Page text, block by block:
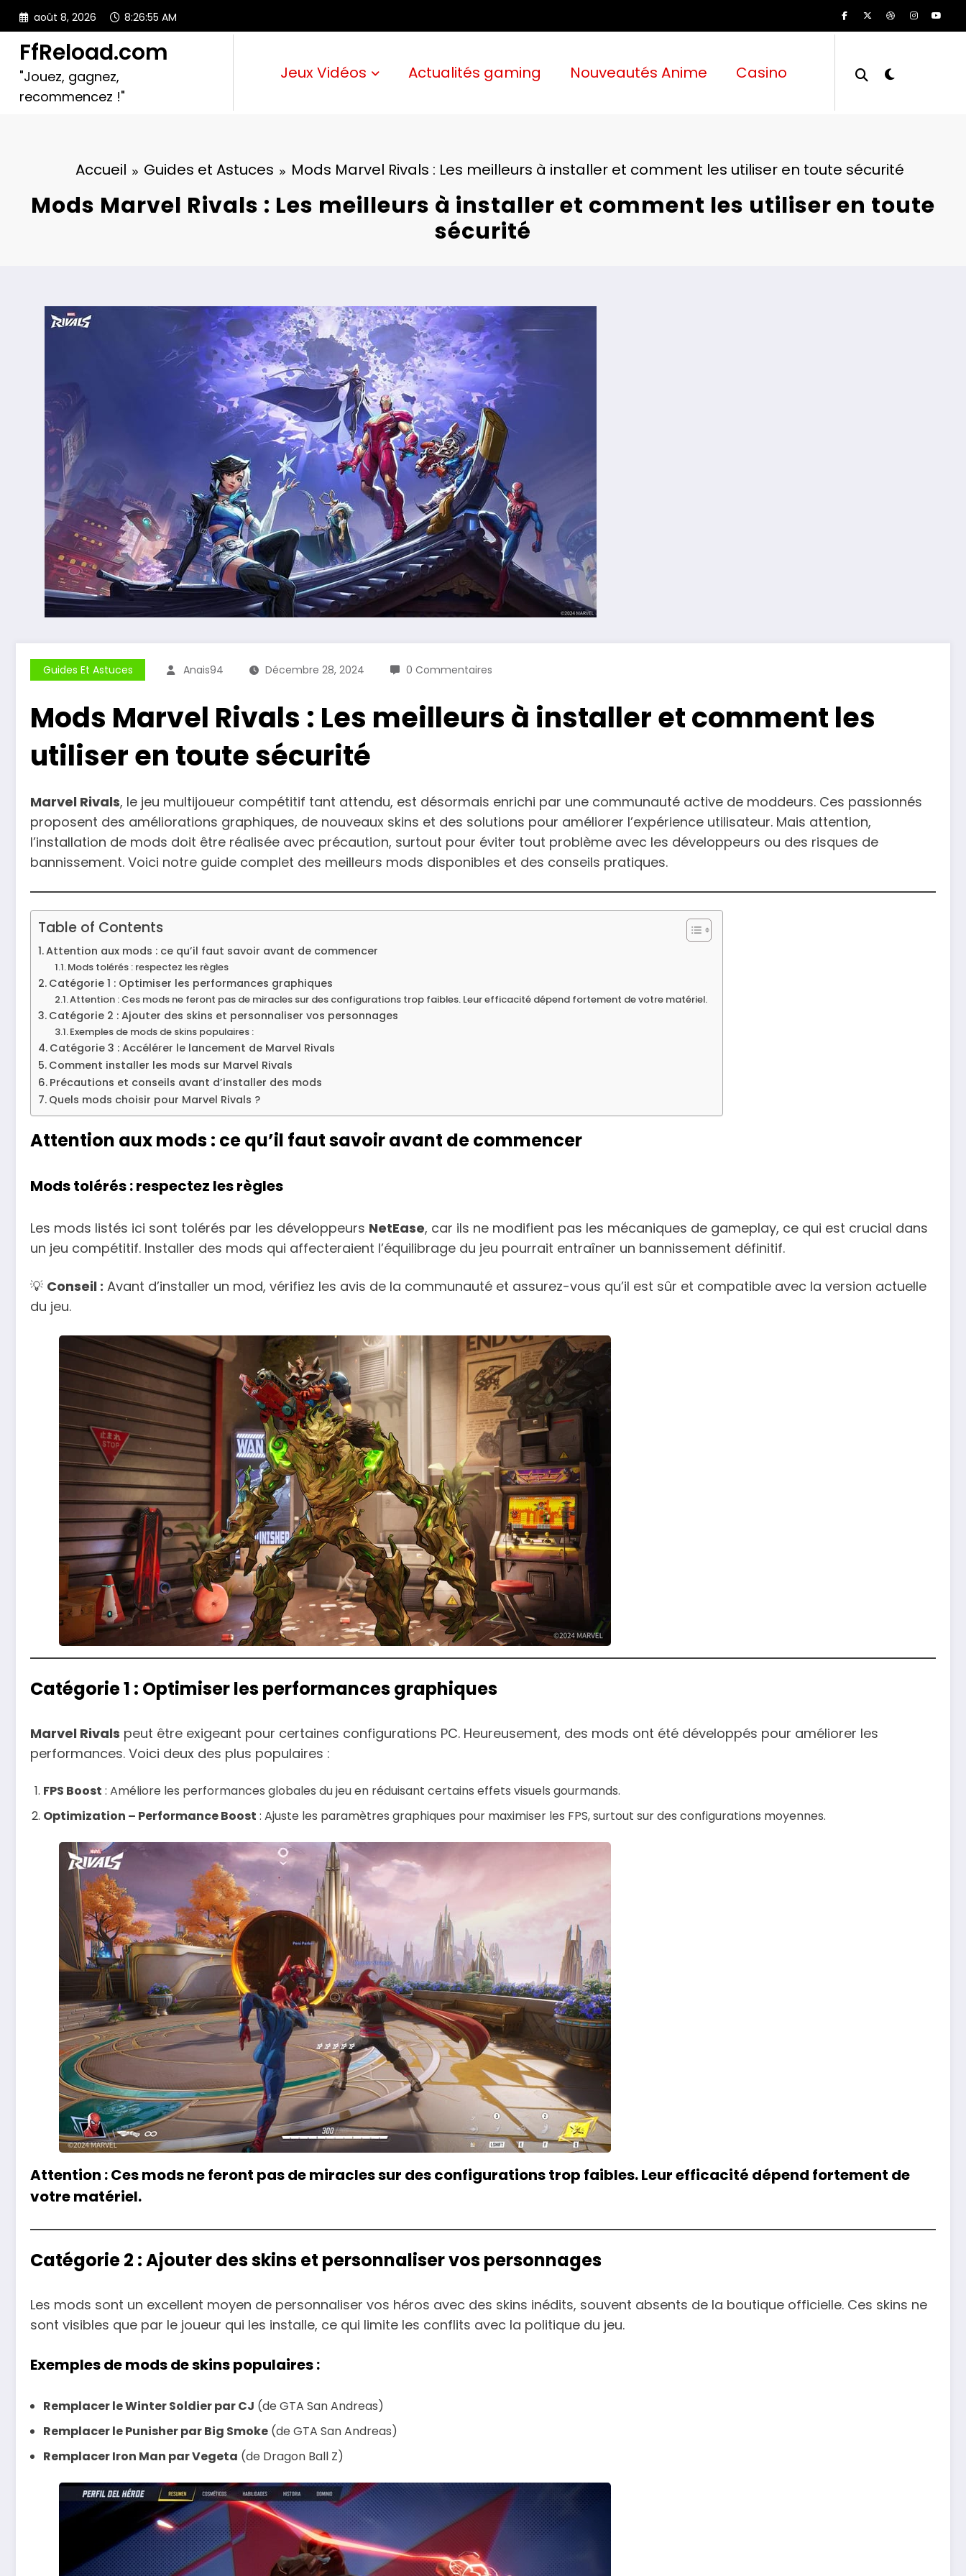
Aller
contenu
août 8, 2026 8:26:56 AM
FfReload.com
"Jouez, gagnez,
recommencez !"
Jeux Vidéos Actualités gaming Nouveautés Anime Casino
Accueil Guides et Astuces Mods Marvel Rivals : Les meilleurs à installer et comment les utiliser en toute sécurité
Mods Marvel Rivals : Les meilleurs à installer et comment les utiliser en toute
sécurité
Guides Et Astuces Anais94 Décembre 28, 2024 0 Commentaires
Mods Marvel Rivals : Les meilleurs à installer et comment les
utiliser en toute sécurité
Marvel Rivals, le jeu multijoueur compétitif tant attendu, est désormais enrichi par une communauté active de moddeurs. Ces passionnés
proposent des améliorations graphiques, de nouveaux skins et des solutions pour améliorer l’expérience utilisateur. Mais attention,
l’installation de mods doit être réalisée avec précaution, surtout pour éviter tout problème avec les développeurs ou des risques de
bannissement. Voici notre guide complet des meilleurs mods disponibles et des conseils pratiques.
Table of Contents
Attention aux mods : ce qu’il faut savoir avant de commencer
Mods tolérés : respectez les règles
Catégorie 1 : Optimiser les performances graphiques
Attention : Ces mods ne feront pas de miracles sur des configurations trop faibles. Leur efficacité dépend fortement de votre matériel.
Catégorie 2 : Ajouter des skins et personnaliser vos personnages
Exemples de mods de skins populaires :
Catégorie 3 : Accélérer le lancement de Marvel Rivals
Comment installer les mods sur Marvel Rivals
Précautions et conseils avant d’installer des mods
Quels mods choisir pour Marvel Rivals ?
Attention aux mods : ce qu’il faut savoir avant de commencer
Mods tolérés : respectez les règles
Les mods listés ici sont tolérés par les développeurs NetEase, car ils ne modifient pas les mécaniques de gameplay, ce qui est crucial dans
un jeu compétitif. Installer des mods qui affecteraient l’équilibrage du jeu pourrait entraîner un bannissement définitif.
💡 Conseil : Avant d’installer un mod, vérifiez les avis de la communauté et assurez-vous qu’il est sûr et compatible avec la version actuelle
du jeu.
Catégorie 1 : Optimiser les performances graphiques
Marvel Rivals peut être exigeant pour certaines configurations PC. Heureusement, des mods ont été développés pour améliorer les
performances. Voici deux des plus populaires :
FPS Boost : Améliore les performances globales du jeu en réduisant certains effets visuels gourmands.
Optimization – Performance Boost : Ajuste les paramètres graphiques pour maximiser les FPS, surtout sur des configurations moyennes.
Attention :Ces mods ne feront pas de miracles sur des configurations trop faibles. Leur efficacité dépend fortement de
votre matériel.
Catégorie 2 : Ajouter des skins et personnaliser vos personnages
Les mods sont un excellent moyen de personnaliser vos héros avec des skins inédits, souvent absents de la boutique officielle. Ces skins ne
sont visibles que par le joueur qui les installe, ce qui limite les conflits avec la politique du jeu.
Exemples de mods de skins populaires :
Remplacer le Winter Soldier par CJ (de GTA San Andreas)
Remplacer le Punisher par Big Smoke (de GTA San Andreas)
Remplacer Iron Man par Vegeta (de Dragon Ball Z)